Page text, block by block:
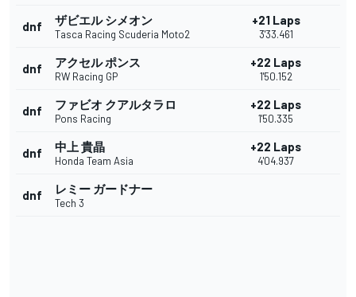
dnf ザビエル シメオン
Tasca Racing Scuderia Moto2
+21 Laps
3'33.461
dnf アクセル ポンス
RW Racing GP
+22 Laps
1'50.152
dnf ファビオ クアルタラロ
Pons Racing
+22 Laps
1'50.335
dnf 中上 貴晶
Honda Team Asia
+22 Laps
4'04.937
dnf レミー ガードナー
Tech 3